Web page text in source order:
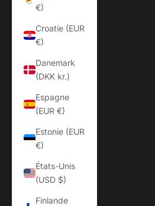
€)
Croatie (EUR
€)
Danemark
(DKK kr.)
Espagne
(EUR €)
Estonie (EUR
€)
États-Unis
(USD $)
Finlande